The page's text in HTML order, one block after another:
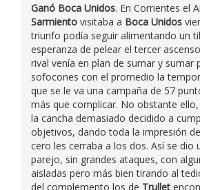
Ganó Boca Unidos. En Corrientes el
Sarmiento visitaba a Boca Unidos
triunfo podía seguir alimentando un
esperanza de pelear el tercer
rival venía en plan de sumar y sumar
sofocones con el promedio la
que se le va una campaña de 57
más que complicar. No obstante
la cancha demasiado decidido a
objetivos, dando toda la impresión
cero les cerraba a los dos. Así se dio
parejo, sin grandes ataques, con
aisladas pero más bien tirando al
del complemento los de Trullet